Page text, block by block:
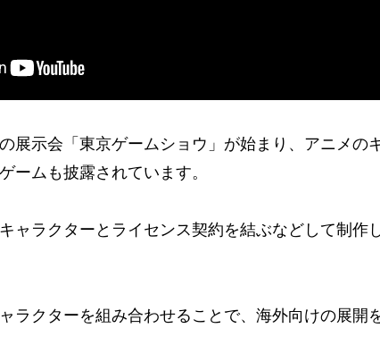
展示会「東京ゲームショウ」が始まり、アニメの
ームも披露されています。
ャラクターとライセンス契約を結ぶなどして制作
ラクターを組み合わせることで、海外向けの展開